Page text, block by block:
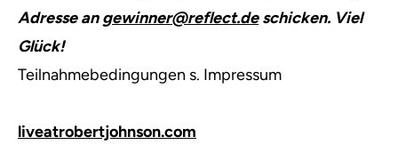
Adresse angewinner@reflect.deschicken. Viel
Glück!
Teilnahmebedingungen s. Impressum
liveatrobertjohnson.com